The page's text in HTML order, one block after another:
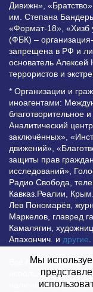
Дивижн»,
им. Степана
«Формат-18», «Хизб
(ФБК) –
запрещена в РФ и
основатель
террористов и
* Организации и
иноагентами:
благотворительное
Аналитический
заключённых»,
движений»,
защиты прав
исследований»,
Радио Свобода,
Кавказ.Реалии,
Лев Пономарёв,
Маркелов, главред
Камалягин,
Апахончич. и другие.
Все права
использование
наличия активной
Мы